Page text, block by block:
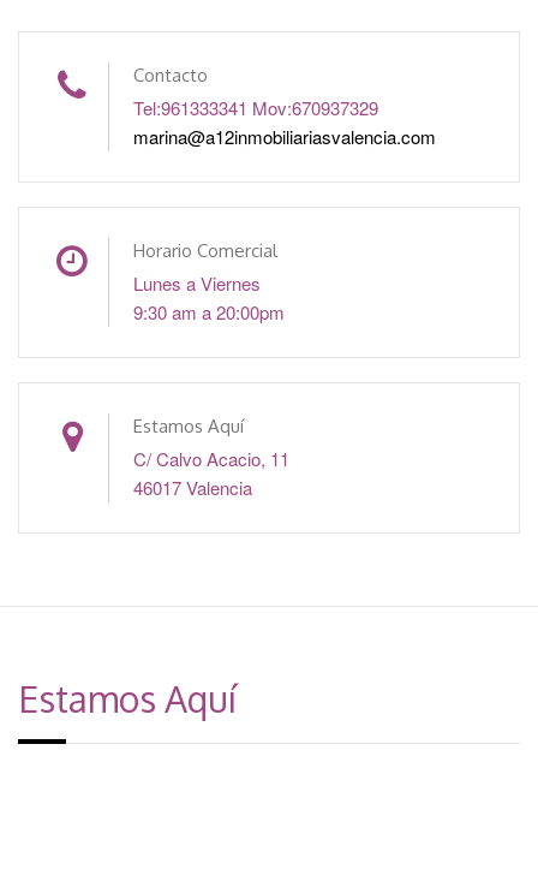
Contacto
Tel:961333341 Mov:670937329
marina@a12inmobiliariasvalencia.com
Horario Comercial
Lunes a Viernes
9:30 am a 20:00pm
Estamos Aquí
C/ Calvo Acacio, 11
46017 Valencia
Estamos Aquí